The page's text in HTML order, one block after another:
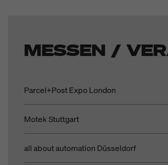
MESSEN /
Parcel+Post Expo London
Motek Stuttgart
all about automation Düsseldorf